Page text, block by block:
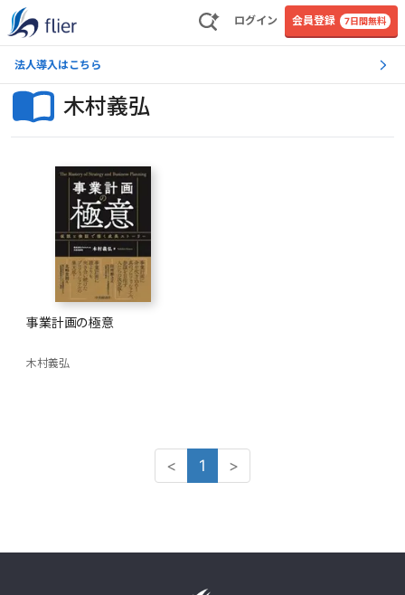
ログイン 会員登録 7日間無料
法人導入はこちら
木村義弘
事業計画の極意
木村義弘
< 1 >